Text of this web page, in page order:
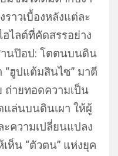
าวเบื้องหลังแต่ละ
ไลต์ที่คัดสรรอย่าง
านป๊อป: โตตนบนดิน
“ฮูปแต้มสินไซ” มาตี
ถ่ายทอดความเป็น
แล่นบนดินเผา ให้ผู้
ความเปลี่ยนแปลง
ห็น “ตัวตน” แห่งยุค